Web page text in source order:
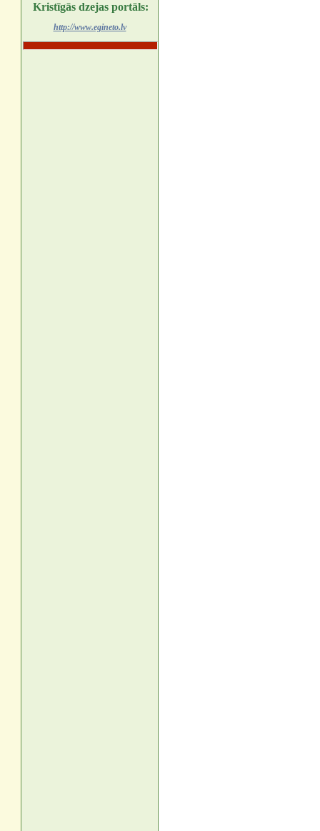
Kristīgās dzejas portāls:
http://www.egineto.lv